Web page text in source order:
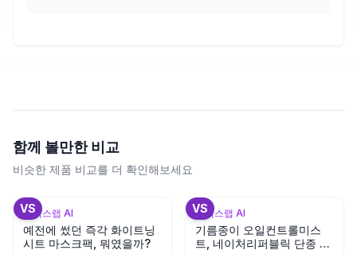
함께 볼만한 비교
비슷한 제품 비교를 더 확인해보세요
VS
뷰틱스랩 AI
예전에 썼던 즉각 화이트닝
시트 마스크팩, 뭐였을까?
VS
뷰틱스랩 AI
기름종이 오일컨트롤미스
트, 네이처리퍼블릭 단종 대